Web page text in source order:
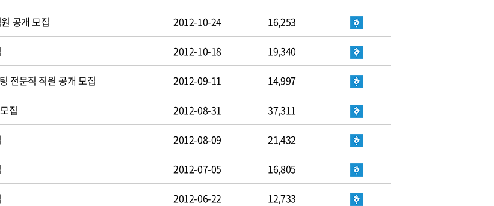
공개 모집 2012-10-24 16,253
2012-10-18 19,340
전문직 직원 공개 모집 2012-09-11 14,997
집 2012-08-31 37,311
2012-08-09 21,432
2012-07-05 16,805
2012-06-22 12,733